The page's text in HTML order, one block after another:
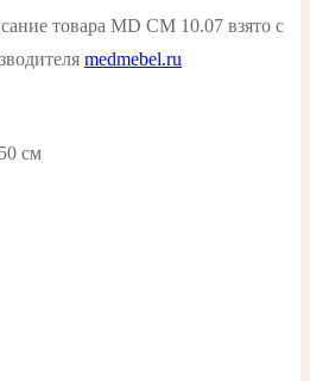
товара MD СМ 10.07 взято с
medmebel.ru
см